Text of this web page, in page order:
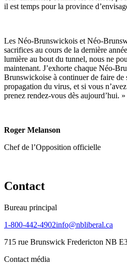
il est temps pour la province
Les Néo-Brunswickois et Néo-
sacrifices au cours de la dernière
lumière au bout du tunnel, nous ne
maintenant. J’exhorte chaque Néo-
Brunswickoise à continuer de faire
propagation du virus, et si vous
prenez rendez-vous dès aujourd’hui. »
Roger Melanson
Chef de l’Opposition officielle
Contact
Bureau principal
1-800-442-4902info@nbliberal.ca
715 rue Brunswick Fredericton NB
Contact média